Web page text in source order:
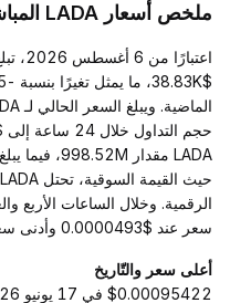
ملخص أسعار LADA المباشر
سعر عند $0.0000493 وأدنى سعر عند $0.00003835.
أعلى سعر والتّاريخ
$0.00095422 في 17 يونيو 2026